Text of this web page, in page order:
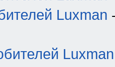
Luxman
Luxman